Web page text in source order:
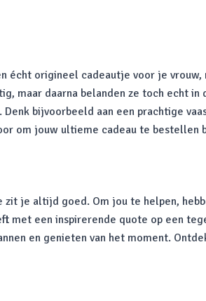
écht origineel cadeautje voor je
maar daarna belanden ze toch echt in
bijvoorbeeld aan een prachtige
om jouw ultieme cadeau te bestellen
je altijd goed. Om jou te helpen,
met een inspirerende quote op een
en genieten van het moment.